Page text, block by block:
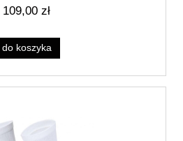
109,00 zł
do koszyka